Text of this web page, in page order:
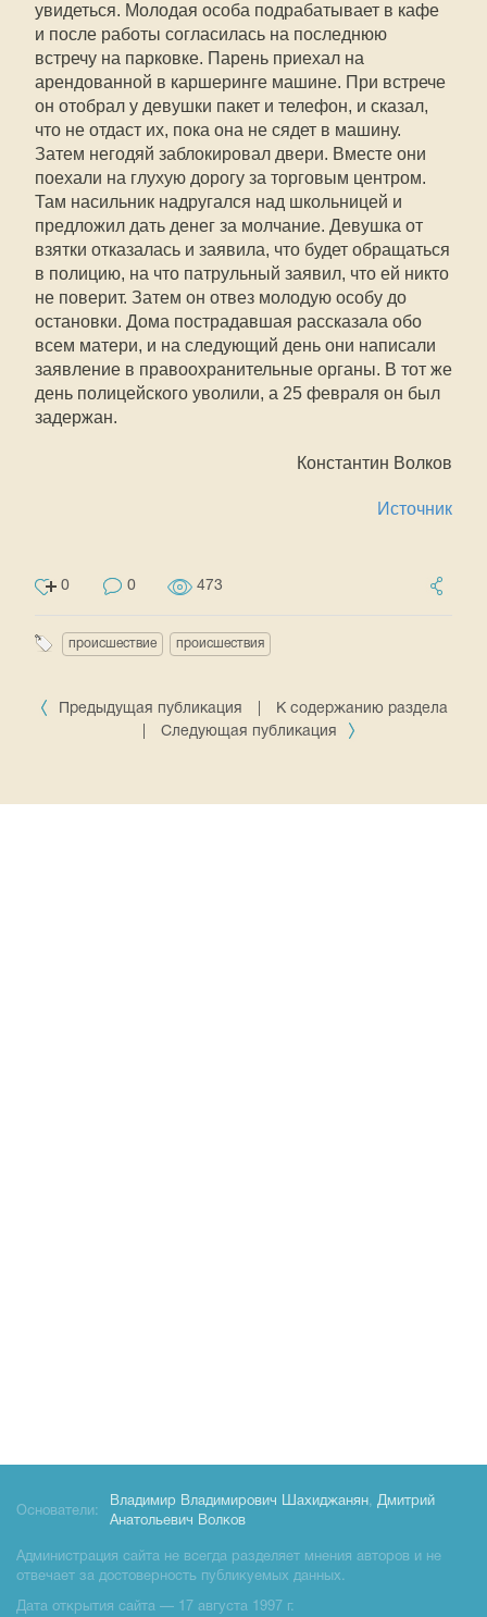
увидеться. Молодая особа подрабатывает в кафе
и после работы согласилась на последнюю
встречу на парковке. Парень приехал на
арендованной в каршеринге машине. При встрече
он отобрал у девушки пакет и телефон, и сказал,
что не отдаст их, пока она не сядет в машину.
Затем негодяй заблокировал двери. Вместе они
поехали на глухую дорогу за торговым центром.
Там насильник надругался над школьницей и
предложил дать денег за молчание. Девушка от
взятки отказалась и заявила, что будет обращаться
в полицию, на что патрульный заявил, что ей никто
не поверит. Затем он отвез молодую особу до
остановки. Дома пострадавшая рассказала обо
всем матери, и на следующий день они написали
заявление в правоохранительные органы. В тот же
день полицейского уволили, а 25 февраля он был
задержан.
Константин Волков
Источник
0 0 473
происшествие происшествия
Предыдущая публикация
К содержанию раздела
Следующая публикация
Основатели:
Владимир Владимирович Шахиджанян, Дмитрий
Анатольевич Волков
Администрация сайта не всегда разделяет мнения авторов и не
отвечает за достоверность публикуемых данных.
Дата открытия сайта — 17 августа 1997 г.